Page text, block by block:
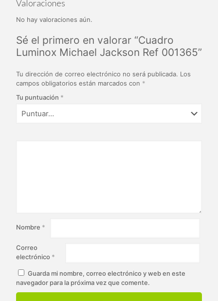
Valoraciones
No hay valoraciones aún.
Sé el primero en valorar “Cuadro
Luminox Michael Jackson Ref 001365”
Tu dirección de correo electrónico no será publicada. Los
campos obligatorios están marcados con *
Tu puntuación *
Nombre *
Correo
electrónico *
Guarda mi nombre, correo electrónico y web en este
navegador para la próxima vez que comente.